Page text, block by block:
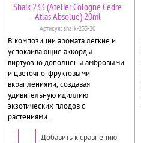
Shaik 233 (Atelier Cologne Cedre
Atlas Absolue) 20ml
Артикул: shaik-233-20
В композиции аромата легкие и
успокаивающие аккорды
виртуозно дополнены амбровыми
и цветочно-фруктовыми
вкраплениями, создавая
удивительную идиллию
экзотических плодов с
растениями.
Добавить к сравнению